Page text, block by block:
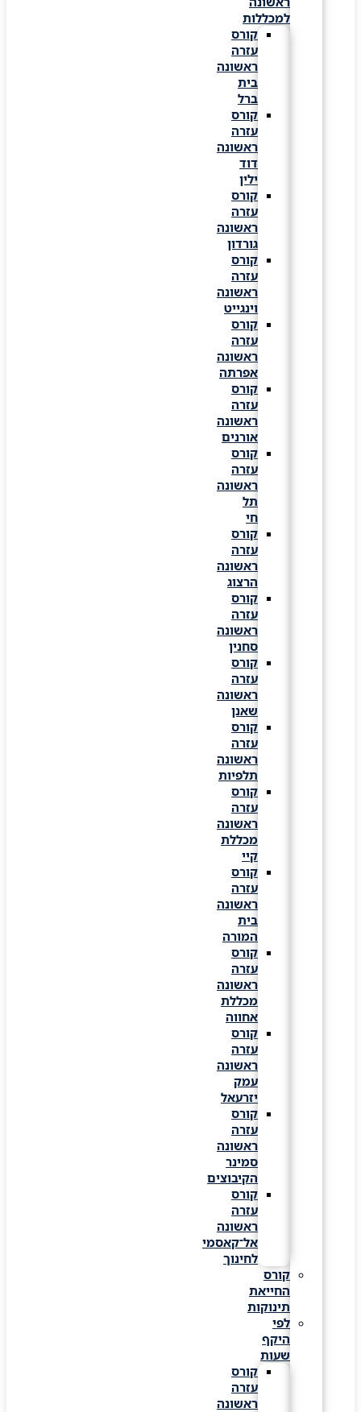
למכללות
קורס
עזרה
ראשונה
קורס
עזרה
ראשונה
קורס
עזרה
ראשונה
גורדון
קורס
עזרה
ראשונה
וינגייט
קורס
עזרה
ראשונה
אפרתה
קורס
עזרה
ראשונה
אורנים
קורס
עזרה
ראשונה
קורס
עזרה
ראשונה
הרצוג
קורס
עזרה
ראשונה
סחנין
קורס
עזרה
ראשונה
קורס
עזרה
ראשונה
תלפיות
קורס
עזרה
ראשונה
מכללת
קורס
עזרה
ראשונה
המורה
קורס
עזרה
ראשונה
מכללת
אחווה
קורס
עזרה
ראשונה
יזרעאל
קורס
עזרה
ראשונה
סמינר
הקיבוצים
קורס
עזרה
ראשונה
אל־קאסמי
לחינוך
קורס
החייאת
תינוקות
לפי
היקף
שעות
קורס
עזרה
ראשונה